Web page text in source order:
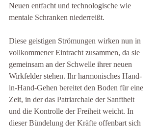
Neuen entfacht und technologische wie
mentale Schranken niederreißt.
Diese geistigen Strömungen wirken nun in
vollkommener Eintracht zusammen, da sie
gemeinsam an der Schwelle ihrer neuen
Wirkfelder stehen. Ihr harmonisches Hand-
in-Hand-Gehen bereitet den Boden für eine
Zeit, in der das Patriarchale der Sanftheit
und die Kontrolle der Freiheit weicht. In
dieser Bündelung der Kräfte offenbart sich